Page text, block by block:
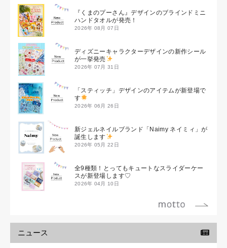
『くまのプーさん』デザインのブラインドミニ
ハンドタオルが発売！
2026年 08月 07日
ディズニーキャラクターデザインの新作シール
が一挙発売
2026年 07月 31日
「スティッチ」デザインのアイテムが新登場で
す
2026年 06月 26日
新ジェルネイルブランド「Naimy ネイミィ」が
誕生します
2026年 05月 22日
全9種類！とってもキュートなスライダーケー
スが新登場します♡
2026年 04月 10日
ニュース